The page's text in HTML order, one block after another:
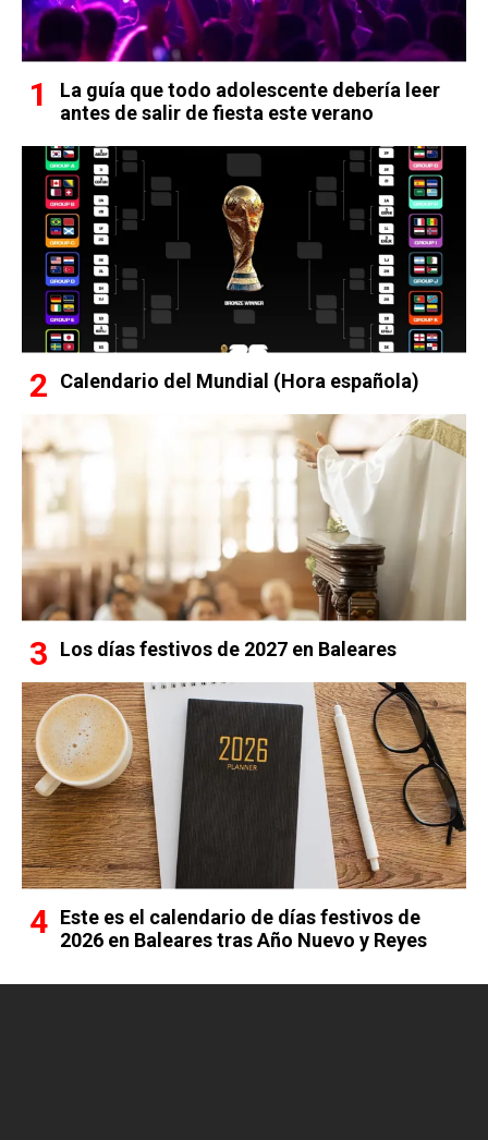
La guía que todo adolescente debería leer
antes de salir de fiesta este verano
Calendario del Mundial (Hora española)
Los días festivos de 2027 en Baleares
Este es el calendario de días festivos de
2026 en Baleares tras Año Nuevo y Reyes